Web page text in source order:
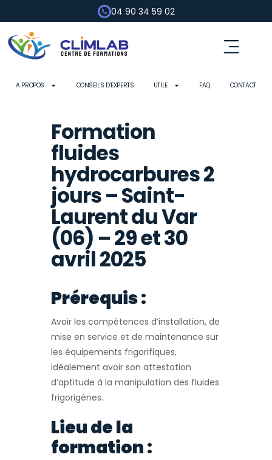
04 90 34 59 02
A PROPOS CONSEILS D’EXPERTS UTILE FAQ CONTACT
Formation
fluides
hydrocarbures 2
jours – Saint-
Laurent du Var
(06) – 29 et 30
avril 2025
Prérequis :
Avoir les compétences d’installation, de
mise en service et de maintenance sur
les équipements frigorifiques,
idéalement avoir son attestation
d’aptitude à la manipulation des fluides
frigorigènes.
Lieu de la
formation :